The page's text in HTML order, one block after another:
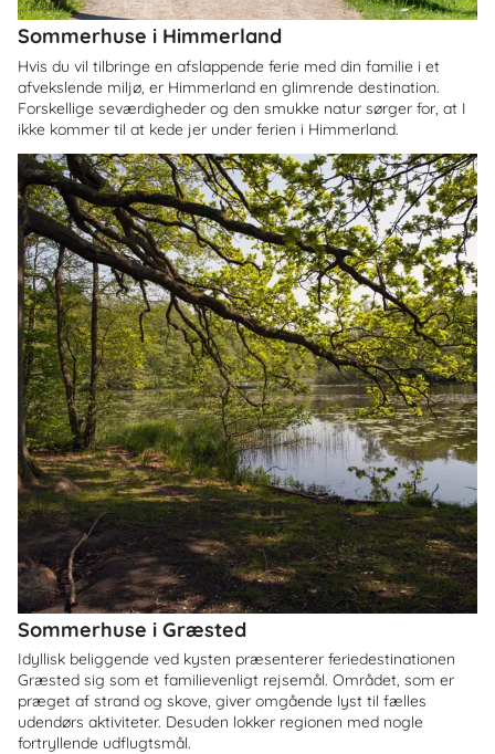
Sommerhuse i Himmerland
Hvis du vil tilbringe en afslappende ferie med din familie i et
afvekslende miljø, er Himmerland en glimrende destination.
Forskellige seværdigheder og den smukke natur sørger for, at I
ikke kommer til at kede jer under ferien i Himmerland.
Sommerhuse i Græsted
Idyllisk beliggende ved kysten præsenterer feriedestinationen
Græsted sig som et familievenligt rejsemål. Området, som er
præget af strand og skove, giver omgående lyst til fælles
udendørs aktiviteter. Desuden lokker regionen med nogle
fortryllende udflugtsmål.
OmGræsted